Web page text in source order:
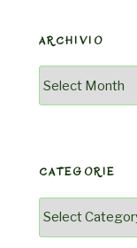
ARCHIVIO
Archivio
CATEGORIE
Categorie